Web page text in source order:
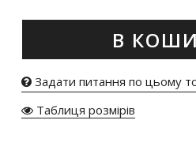
В
Задати питання по цьому
Таблиця розмірів